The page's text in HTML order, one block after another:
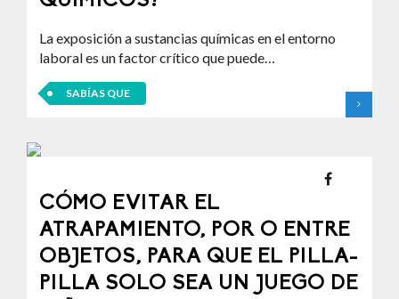
La exposición a sustancias químicas en el entorno
laboral es un factor crítico que puede…
SABÍAS QUE
CÓMO EVITAR EL
ATRAPAMIENTO, POR O ENTRE
OBJETOS, PARA QUE EL PILLA-
PILLA SOLO SEA UN JUEGO DE